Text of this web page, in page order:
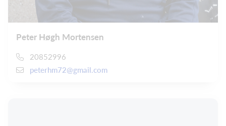
Peter Høgh Mortensen
20852996
peterhm72@gmail.com